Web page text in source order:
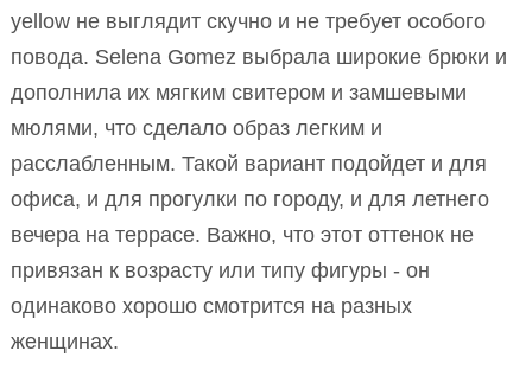
yellow не выглядит скучно и не требует особого
повода. Selena Gomez выбрала широкие брюки и
дополнила их мягким свитером и замшевыми
мюлями, что сделало образ легким и
расслабленным. Такой вариант подойдет и для
офиса, и для прогулки по городу, и для летнего
вечера на террасе. Важно, что этот оттенок не
привязан к возрасту или типу фигуры - он
одинаково хорошо смотрится на разных
женщинах.